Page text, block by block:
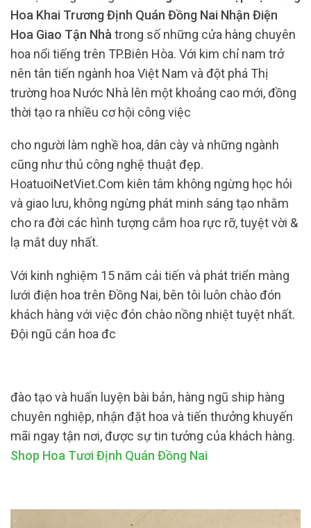
Hoa Khai Trương Định Quán Đồng Nai Nhận Điện
Hoa Giao Tận Nhà trong số những cửa hàng chuyên
hoa nổi tiếng trên TP.Biên Hòa. Với kim chỉ nam trở
nên tân tiến ngành hoa Việt Nam và đột phá Thị
trường hoa Nước Nhà lên một khoảng cao mới, đồng
thời tạo ra nhiều cơ hội công việc
cho người làm nghề hoa, dân cày và những ngành
cũng như thủ công nghệ thuật đẹp.
HoatuoiNetViet.Com kiên tâm không ngừng học hỏi
và giao lưu, không ngừng phát minh sáng tạo nhằm
cho ra đời các hình tượng cắm hoa rực rỡ, tuyệt vời &
lạ mắt duy nhất.
Với kinh nghiệm 15 năm cải tiến và phát triển màng
lưới điện hoa trên Đồng Nai, bên tôi luôn chào đón
khách hàng với việc đón chào nồng nhiệt tuyệt nhất.
Đội ngũ cắn hoa đc
đào tạo và huấn luyện bài bản, hàng ngũ ship hàng
chuyên nghiệp, nhận đặt hoa và tiến thưởng khuyến
mãi ngay tận nơi, được sự tin tưởng của khách hàng.
Shop Hoa Tươi Định Quán Đồng Nai